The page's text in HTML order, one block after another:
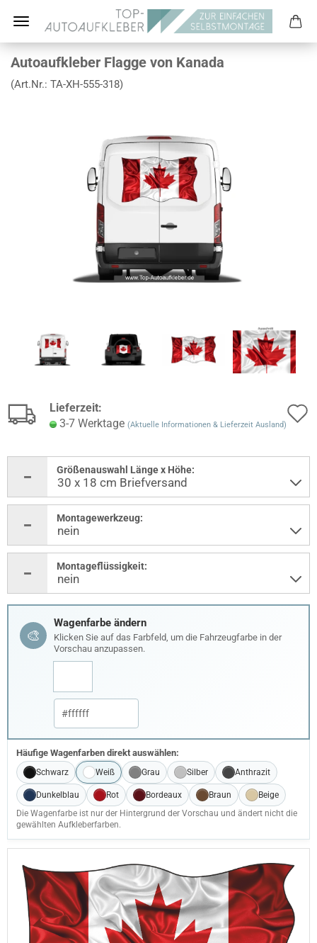
Autoaufkleber Flagge von Kanada
(Art.Nr.: TA-XH-555-318)
Lieferzeit:
3-7 Werktage (Aktuelle Informationen & Lieferzeit Ausland)
Größenauswahl Länge x Höhe:
Montagewerkzeug:
Montageflüssigkeit:
🎨
Wagenfarbe ändern
Klicken Sie auf das Farbfeld, um die Fahrzeugfarbe in der
Vorschau anzupassen.
Häufige Wagenfarben direkt auswählen:
Schwarz Weiß Grau Silber Anthrazit
Dunkelblau Rot Bordeaux Braun
Beige
Die Wagenfarbe ist nur der Hintergrund der Vorschau und ändert nicht die
gewählten Aufkleberfarben.